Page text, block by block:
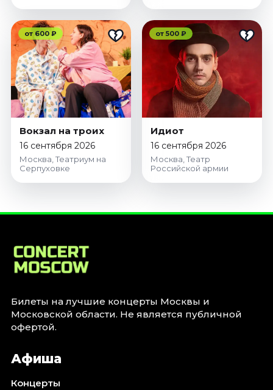
от 600 ₽
Вокзал на троих
16 сентября 2026
Москва, Театриум на
Серпуховке
от 500 ₽
Идиот
16 сентября 2026
Москва, Театр
Российской армии
Билеты на лучшие концерты Москвы и
Московской области. Не является публичной
офертой.
Афиша
Концерты